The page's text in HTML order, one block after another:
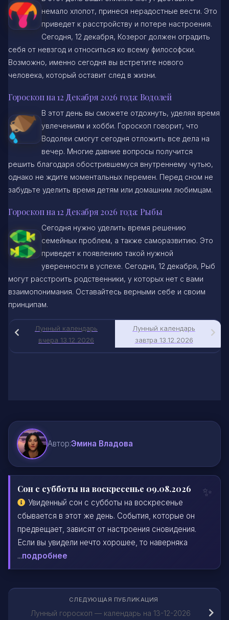
немало хлопот, принеся нерадостные вести. Это
приведет к расстройству и потере настроения.
Сегодня, 12 декабря, Козерог должен оградить
себя от невзгод и относиться ко всему философски.
Возможно, именно сегодня вы встретите нового
человека, который оставит след в жизни.
Гороскоп на 12 Декабря 2026 года: Водолей
В этот день вы сможете отдохнуть, уделяя время
увлечениям и хобби. Гороскоп говорит, что
Водолеи смогут сегодня отложить все дела на
вечер. Многие давние вопросы получится
решить благодаря обострившемуся внутреннему чутью,
однако не ждите моментальных перемен. Перед сном не
забудьте уделить время детям или домашним любимцам.
Гороскоп на 12 Декабря 2026 года: Рыбы
Сегодня нужно уделить время решению
семейных проблем, а также саморазвитию. Это
приведет к появлению такой нужной
уверенности в успехе. Сегодня, 12 декабря, Рыб
могут расстроить родственники, у которых нет с вами
взаимопонимания. Оставайтесь верными себе и своим
принципам.
Лунный календарь
завтра 13.12.2026
Лунный календарь
вчера 13.12.2026
Автор:Эмина Владова
Сон с субботы на воскресенье 09.08.2026
Увиденный сон с субботы на воскресенье
сбывается в этот же день. События, которые он
предвещает, зависят от настроения сновидения.
Если вы увидели нечто хорошее, то наверняка
...подробнее
СЛЕДУЮЩАЯ ПУБЛИКАЦИЯ
Лунный гороскоп — календарь на 13-12-2026